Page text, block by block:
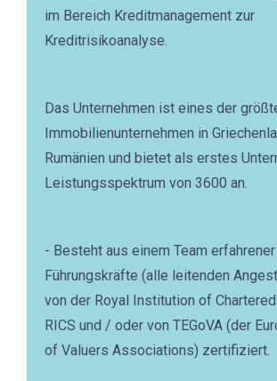
im Bereich Kreditmanagement zur
Kreditrisikoanalyse.
Das Unternehmen ist eines der
Immobilienunternehmen in
Rumänien und bietet als erstes
Leistungsspektrum von 3600 an.
- Besteht aus einem Team erfahrener
Führungskräfte (alle leitenden
von der Royal Institution of
RICS und / oder von TEGoVA (der
of Valuers Associations) zertifiziert.